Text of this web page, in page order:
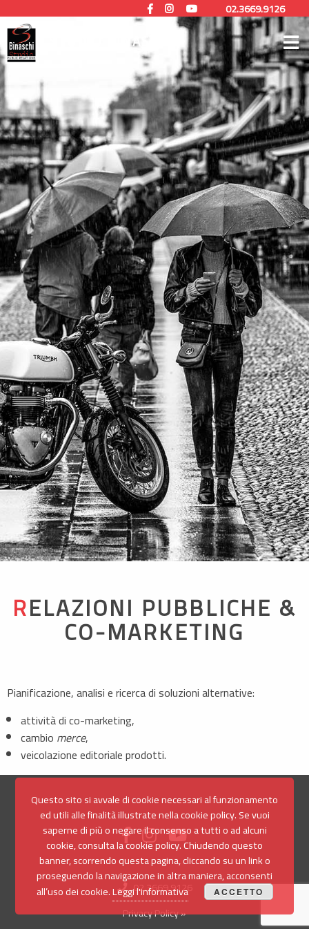
02.3669.9126
STUDIO BINASCHI
RELAZIONI PUBBLICHE &
CO-MARKETING
Pianificazione, analisi e ricerca di soluzioni alternative:
attività di co-marketing,
cambio merce,
veicolazione editoriale prodotti.
02.3669.9126
Privacy Policy »
Questo sito si avvale di cookie necessari al funzionamento
ed utili alle finalità illustrate nella cookie policy. Se vuoi
saperne di più o negare il consenso a tutti o ad alcuni
cookie, consulta la cookie policy. Chiudendo questo
banner, scorrendo questa pagina, cliccando su un link o
proseguendo la navigazione in altra maniera, acconsenti
all’uso dei cookie.Leggi l'informativa ACCETTO